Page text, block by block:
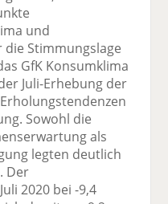
und
Stimmungslage
GfK Konsumklima
Juli-Erhebung der
Sowohl die
als
legten deutlich
Der
2020 bei -9,4